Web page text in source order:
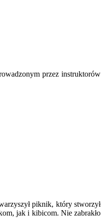
przez instruktorów
piknik, który stworzył
jak i kibicom. Nie zabrakło